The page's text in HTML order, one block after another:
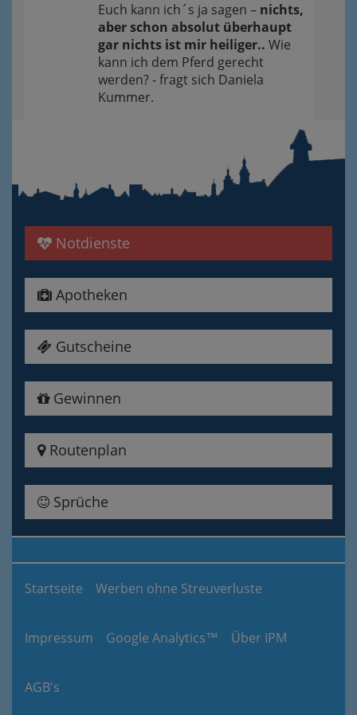
Euch kann ich´s ja sagen – nichts,
aber schon absolut überhaupt
gar nichts ist mir heiliger.. Wie
kann ich dem Pferd gerecht
werden? - fragt sich Daniela
Kummer.
Notdienste
Apotheken
Gutscheine
Gewinnen
Routenplan
Sprüche
Startseite Werben ohne Streuverluste
Impressum Google Analytics™ Über IPM
AGB's